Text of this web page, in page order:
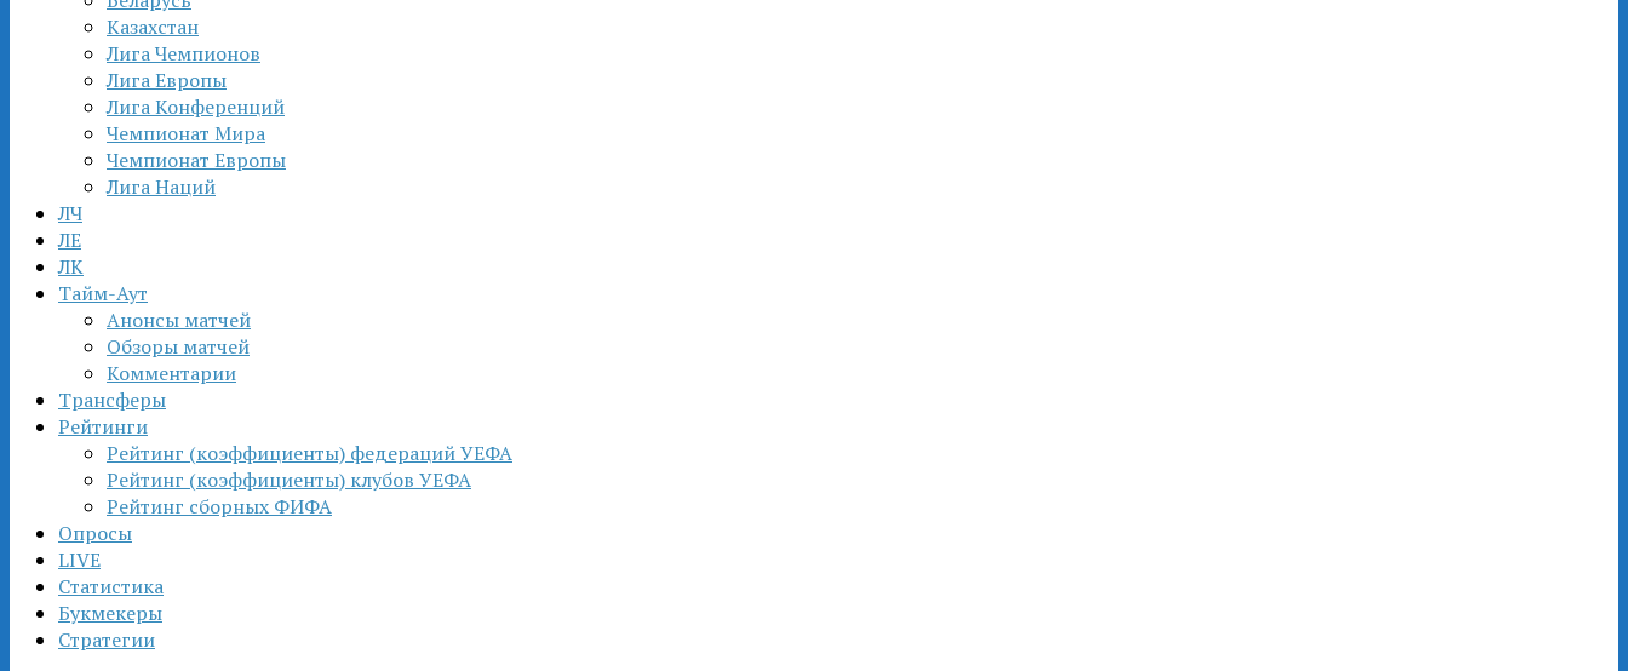
Казахстан
Лига Чемпионов
Лига Европы
Лига Конференций
Чемпионат Мира
Чемпионат Европы
Лига Наций
ЛЧ
ЛЕ
ЛК
Тайм-Аут
Анонсы матчей
Обзоры матчей
Комментарии
Трансферы
Рейтинги
Рейтинг (коэффициенты) федераций УЕФА
Рейтинг (коэффициенты) клубов УЕФА
Рейтинг сборных ФИФА
Опросы
LIVE
Статистика
Букмекеры
Стратегии